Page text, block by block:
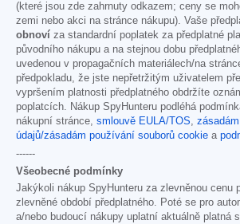
(které jsou zde zahrnuty odkazem; ceny se
zemi nebo akci na stránce nákupu). Vaše
obnoví za standardní poplatek za předplatné
původního nákupu a na stejnou dobu
uvedenou v propagačních materiálech/na
předpokladu, že jste nepřetržitým uživatelem
vypršením platnosti předplatného obdržíte
poplatcích. Nákup SpyHunteru podléhá
nákupní stránce, smlouvě EULA/TOS,
údajů/zásadám používání souborů cookie a
------
Všeobecné podmínky
Jakýkoli nákup SpyHunteru za zlevněnou cenu
zlevněné období předplatného. Poté se pro
a/nebo budoucí nákupy uplatní aktuálně platná